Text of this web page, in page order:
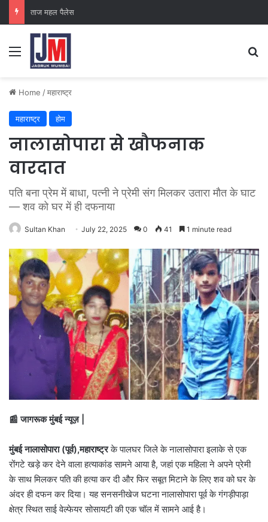
क्राइम ब्रांच कक्ष-2
Home /महाराष्ट्र
महाराष्ट्र होम
नालासोपारा से खौफनाक
वारदात
पति बना प्रेम में बाधा, पत्नी ने प्रेमी संग मिलकर उतारा मौत के घाट
— शव को घर में ही दफनाया
Sultan Khan July 22, 2025 0 41 1 minute read
📰 जागरूक मुंबई न्यूज़ |
मुंबई नालासोपारा (पूर्व),महाराष्ट्रके पालघर जिले के नालासोपारा इलाके से एक
रोंगटे खड़े कर देने वाला हत्याकांड सामने आया है, जहां एक महिला ने अपने प्रेमी
के साथ मिलकर पति की हत्या कर दी और फिर सबूत मिटाने के लिए शव को घर के
अंदर ही दफन कर दिया। यह सनसनीखेज घटना नालासोपारा पूर्व के गंगड़ीपाड़ा
क्षेत्र स्थित साई वेल्फेयर सोसायटी की एक चॉल में सामने आई है।